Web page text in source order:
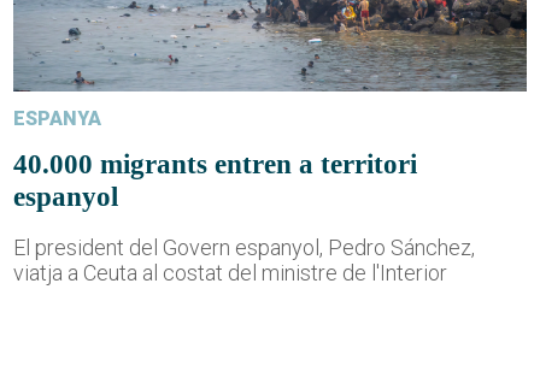
ESPANYA
40.000 migrants entren a territori
espanyol
El president del Govern espanyol, Pedro Sánchez,
viatja a Ceuta al costat del ministre de l'Interior